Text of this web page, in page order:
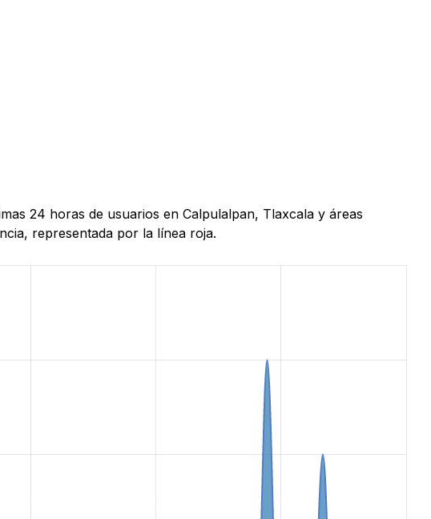
24 horas de usuarios en Calpulalpan, Tlaxcala y áreas
representada por la línea roja.